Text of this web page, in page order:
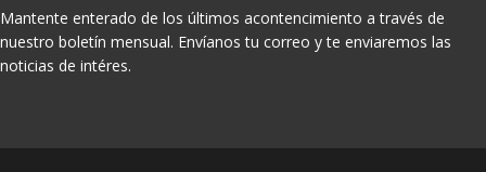
Mantente enterado de los últimos acontencimiento a través de
nuestro boletín mensual. Envíanos tu correo y te enviaremos las
noticias de intéres.